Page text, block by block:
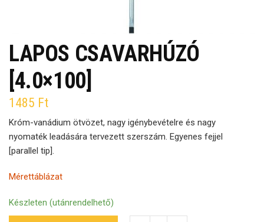
LAPOS CSAVARHÚZÓ
[4.0×100]
1485 Ft
Króm-vanádium ötvözet, nagy igénybevételre és nagy
nyomaték leadására tervezett szerszám. Egyenes fejjel
[parallel tip].
Mérettáblázat
Készleten (utánrendelhető)